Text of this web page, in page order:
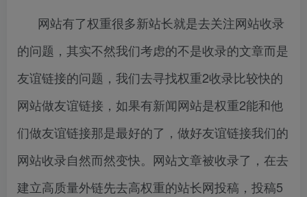
网站有了权重很多新站长就是去关注网站收录
的问题，其实不然我们考虑的不是收录的文章而是
友谊链接的问题，我们去寻找权重2收录比较快的
网站做友谊链接，如果有新闻网站是权重2能和他
们做友谊链接那是最好的了，做好友谊链接我们的
网站收录自然而然变快。网站文章被收录了，在去
建立高质量外链先去高权重的站长网投稿，投稿5